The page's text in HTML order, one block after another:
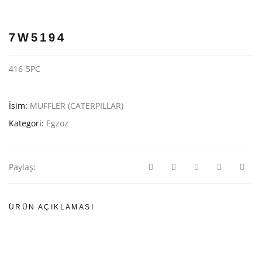
7W5194
416-5PC
İsim: MUFFLER (CATERPILLAR)
Kategori: Egzoz
Paylaş:
ÜRÜN AÇIKLAMASI